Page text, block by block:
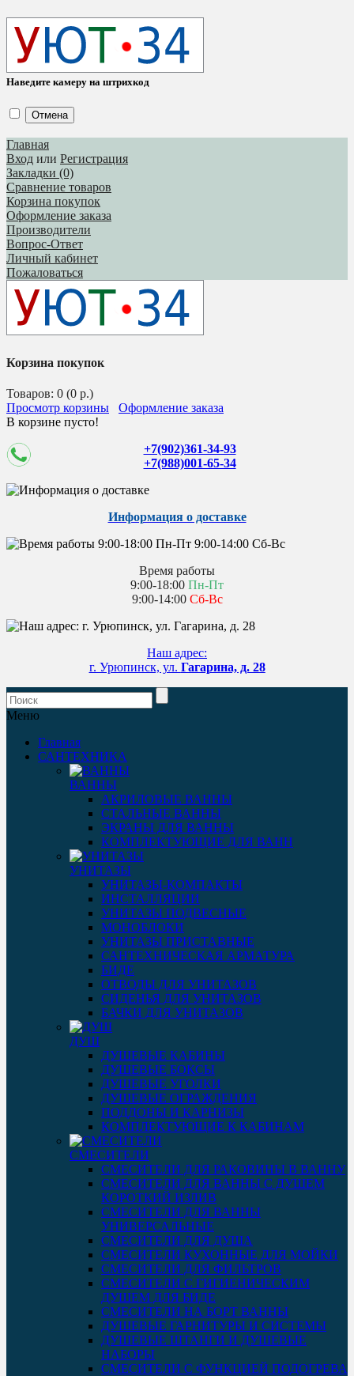
Наведите камеру на штрихкод
Отмена
Главная
Вход или Регистрация
Закладки (0)
Сравнение товаров
Корзина покупок
Оформление заказа
Производители
Вопрос-Ответ
Личный кабинет
Пожаловаться
Корзина покупок
Товаров: 0 (0 р.)
Просмотр корзины
Оформление заказа
В корзине пусто!
+7(902)361-34-93
+7(988)001-65-34
Информация о доставке
Время работы
9:00-18:00 Пн-Пт
9:00-14:00 Сб-Вс
Наш адрес:
г. Урюпинск, ул. Гагарина, д. 28
Меню
Главная
САНТЕХНИКА
ВАННЫ
АКРИЛОВЫЕ ВАННЫ
СТАЛЬНЫЕ ВАННЫ
ЭКРАНЫ ДЛЯ ВАННЫ
КОМПЛЕКТУЮЩИЕ ДЛЯ ВАНН
УНИТАЗЫ
УНИТАЗЫ-КОМПАКТЫ
ИНСТАЛЛЯЦИИ
УНИТАЗЫ ПОДВЕСНЫЕ
МОНОБЛОКИ
УНИТАЗЫ ПРИСТАВНЫЕ
САНТЕХНИЧЕСКАЯ АРМАТУРА
БИДЕ
ОТВОДЫ ДЛЯ УНИТАЗОВ
СИДЕНЬЯ ДЛЯ УНИТАЗОВ
БАЧКИ ДЛЯ УНИТАЗОВ
ДУШ
ДУШЕВЫЕ КАБИНЫ
ДУШЕВЫЕ БОКСЫ
ДУШЕВЫЕ УГОЛКИ
ДУШЕВЫЕ ОГРАЖДЕНИЯ
ПОДДОНЫ И КАРНИЗЫ
КОМПЛЕКТУЮЩИЕ К КАБИНАМ
СМЕСИТЕЛИ
СМЕСИТЕЛИ ДЛЯ РАКОВИНЫ В ВАННУ
СМЕСИТЕЛИ ДЛЯ ВАННЫ С ДУШЕМ
КОРОТКИЙ ИЗЛИВ
СМЕСИТЕЛИ ДЛЯ ВАННЫ
УНИВЕРСАЛЬНЫЕ
СМЕСИТЕЛИ ДЛЯ ДУША
СМЕСИТЕЛИ КУХОННЫЕ ДЛЯ МОЙКИ
СМЕСИТЕЛИ ДЛЯ ФИЛЬТРОВ
СМЕСИТЕЛИ С ГИГИЕНИЧЕСКИМ
ДУШЕМ ДЛЯ БИДЕ
СМЕСИТЕЛИ НА БОРТ ВАННЫ
ДУШЕВЫЕ ГАРНИТУРЫ И СИСТЕМЫ
ДУШЕВЫЕ ШТАНГИ И ДУШЕВЫЕ
НАБОРЫ
СМЕСИТЕЛИ С ФУНКЦИЕЙ ПОДОГРЕВА